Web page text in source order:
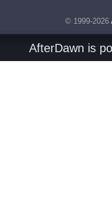
© 1999-2026
AfterDawn is